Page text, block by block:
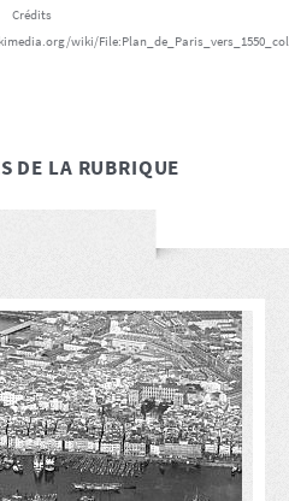
Crédits
wiki/
DE LA RUBRIQUE